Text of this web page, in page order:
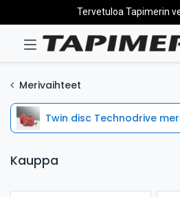
Tervetuloa Tapimerin
Merivaihteet
Twin disc Technodrive
Kauppa